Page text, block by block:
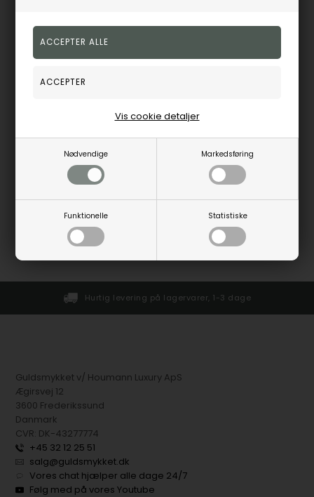
Nødvendige Markedsføring
Funktionelle Statistiske
Vis cookie detaljer
Vedhæng smaragd & diamant 0,05 WP2, 14 karat
Lund Copenhagen
3.402,00 DKK
Vejl. udsalgspris
Bestillingsvare
3-5
hverdage
704011
Fjernlager 3-5 hverdage
varer i denne gruppe
Hurtig levering på lagervarer, 1-3 dage
Guldsmykket v/ Houmann Luxury ApS
Ægirsvej 12
3600 Frederikssund
Danmark
CVR: DK-43277774
+45 32 12 25 51
salg@guldsmykket.dk
Vores chat hjælper alle dage 24/7
Følg med på vores Youtube